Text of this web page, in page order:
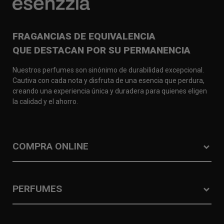
FRAGANCIAS DE EQUIVALENCIA
QUE DESTACAN POR SU PERMANENCIA
Nuestros perfumes son sinónimo de durabilidad excepcional.
Cautiva con cada nota y disfruta de una esencia que perdura,
creando una experiencia única y duradera para quienes eligen
la calidad y el ahorro.
COMPRA ONLINE
PERFUMES